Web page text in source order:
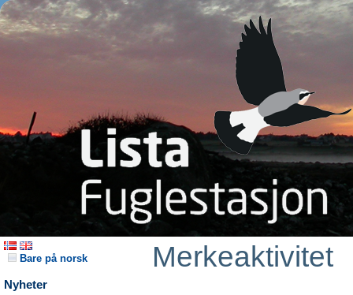
Bare på norsk
Nyheter
Merkeaktivitet